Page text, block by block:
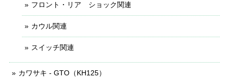
フロント・リア ショック関連
カウル関連
スイッチ関連
カワサキ - GTO（KH125）